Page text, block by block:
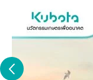
2.ด้านความท
มาตรฐานจากคูโบต้า
งานได้นาน